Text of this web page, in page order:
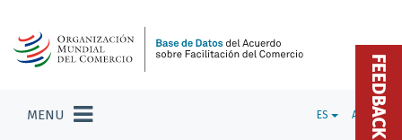
MENU ES ADMIN
FEEDBACK